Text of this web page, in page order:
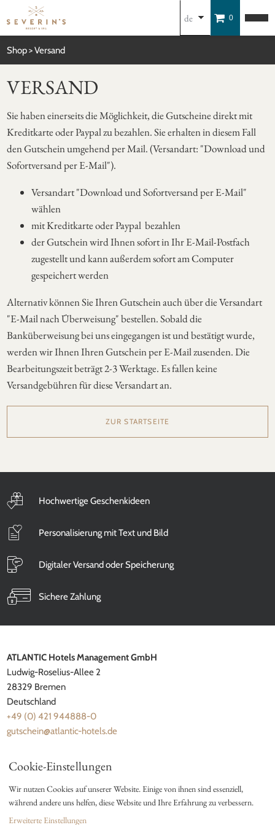
de 0
Shop Versand
VERSAND
Sie haben einerseits die Möglichkeit, die Gutscheine direkt mit
Kreditkarte oder Paypal zu bezahlen. Sie erhalten in diesem Fall
den Gutschein umgehend per Mail. (Versandart: "Download und
Sofortversand per E-Mail").
Versandart "Download und Sofortversand per E-Mail"
wählen
mit Kreditkarte oder Paypal bezahlen
der Gutschein wird Ihnen sofort in Ihr E-Mail-Postfach
zugestellt und kann außerdem sofort am Computer
gespeichert werden
Alternativ können Sie Ihren Gutschein auch über die Versandart
"E-Mail nach Überweisung" bestellen. Sobald die
Banküberweisung bei uns eingegangen ist und bestätigt wurde,
werden wir Ihnen Ihren Gutschein per E-Mail zusenden. Die
Bearbeitungszeit beträgt 2-3 Werktage. Es fallen keine
Versandgebühren für diese Versandart an.
ZUR STARTSEITE
Hochwertige Geschenkideen
Personalisierung mit Text und Bild
Digitaler Versand oder Speicherung
Sichere Zahlung
ATLANTIC Hotels Management GmbH
Ludwig-Roselius-Allee 2
28329 Bremen
Deutschland
+49 (0) 421 944888-0
gutschein@atlantic-hotels.de
Cookie-Einstellungen
Wir nutzen Cookies auf unserer Website. Einige von ihnen sind essenziell,
während andere uns helfen, diese Website und Ihre Erfahrung zu verbessern.
Erweiterte Einstellungen